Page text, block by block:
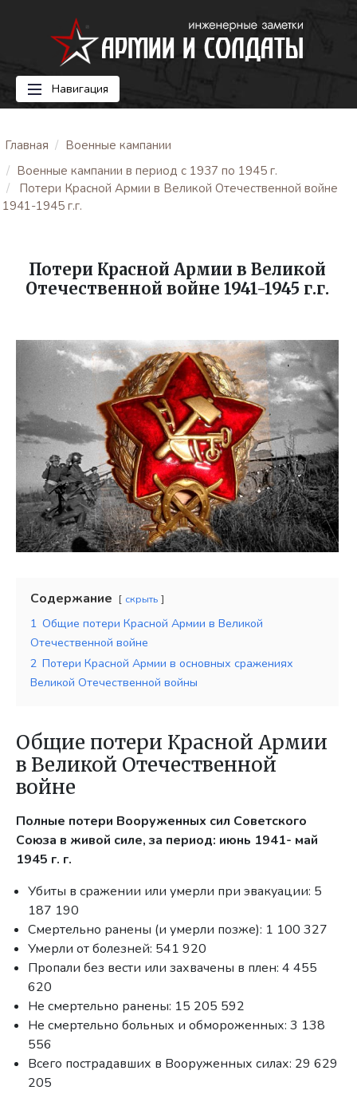
Навигация
Главная
Военные кампании
Военные кампании в период с 1937 по 1945 г.
Потери Красной Армии в Великой Отечественной войне
1941-1945 г.г.
Потери Красной Армии в Великой
Отечественной войне 1941-1945 г.г.
Содержание скрыть
1 Общие потери Красной Армии в Великой
Отечественной войне
2 Потери Красной Армии в основных сражениях
Великой Отечественной войны
Общие потери Красной Армии
в Великой Отечественной
войне
Полные потери Вооруженных сил Советского
Союза в живой силе, за период: июнь 1941- май
1945 г. г.
Убиты в сражении или умерли при эвакуации: 5
187 190
Смертельно ранены (и умерли позже): 1 100 327
Умерли от болезней: 541 920
Пропали без вести или захвачены в плен: 4 455
620
Hе смертельно ранены: 15 205 592
Hе смертельно больных и обмороженных: 3 138
556
Всего пострадавших в Вооруженных силах: 29 629
205